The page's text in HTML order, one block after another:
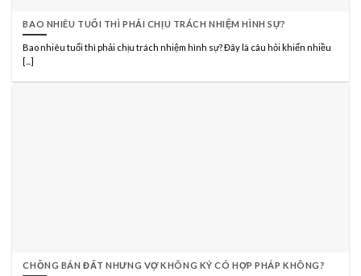
BAO NHIÊU TUỔI THÌ PHẢI CHỊU TRÁCH NHIỆM HÌNH SỰ?
Bao nhiêu tuổi thì phải chịu trách nhiệm hình sự? Đây là câu hỏi khiến nhiều
[...]
CHỒNG BÁN ĐẤT NHƯNG VỢ KHÔNG KÝ CÓ HỢP PHÁP KHÔNG?